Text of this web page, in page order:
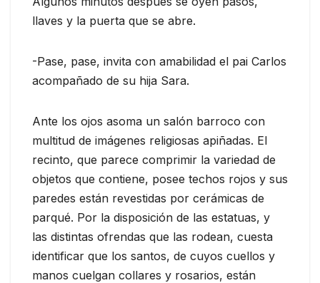
llaves y la puerta que se abre.
-Pase, pase, invita con amabilidad el pai Carlos
acompañado de su hija Sara.
Ante los ojos asoma un salón barroco con
multitud de imágenes religiosas apiñadas. El
recinto, que parece comprimir la variedad de
objetos que contiene, posee techos rojos y sus
paredes están revestidas por cerámicas de
parqué. Por la disposición de las estatuas, y
las distintas ofrendas que las rodean, cuesta
identificar que los santos, de cuyos cuellos y
manos cuelgan collares y rosarios, están